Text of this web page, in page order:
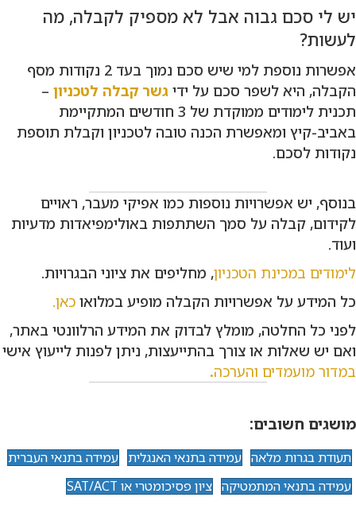
יש לי סכם גבוה אבל לא מספיק לקבלה, מה
לעשות?
אפשרות נוספת למי שיש סכם נמוך בעד 2 נקודות מסף
הקבלה, היא לשפר סכם על ידי גשר קבלה לטכניון –
תכנית לימודים ממוקדת של 3 חודשים המתקיימת
באביב-קיץ ומאפשרת הכנה טובה לטכניון וקבלת תוספת
נקודות לסכם.
בנוסף, יש אפשרויות נוספות כמו אפיקי מעבר, ראויים
לקידום, קבלה על סמך השתתפות באולימפיאדות מדעיות
ועוד.
לימודים במכינת הטכניון, מחליפים את ציוני הבגרויות.
כל המידע על אפשרויות הקבלה מופיע במלואו כאן.
לפני כל החלטה, מומלץ לבדוק את המידע הרלוונטי באתר,
ואם יש שאלות או צורך בהתייעצות, ניתן לפנות לייעוץ אישי
במדור מועמדים והערכה.
מושגים חשובים:
תעודת בגרות מלאה עמידה בתנאי האנגלית עמידה בתנאי העברית
עמידה בתנאי המתמטיקה ציון פסיכומטרי או SAT/ACT